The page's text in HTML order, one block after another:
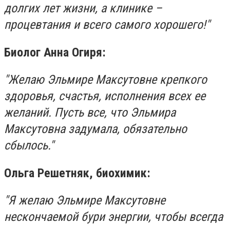
долгих лет жизни, а клинике –
процевтания и всего самого хорошего!"
Биолог Анна Огиря:
"Желаю Эльмире Максутовне крепкого
здоровья, счастья, исполнения всех ее
желаний. Пусть все, что Эльмира
Максутовна задумала, обязательно
сбылось."
Ольга Решетняк, биохимик:
"Я желаю Эльмире Максутовне
нескончаемой бури энергии, чтобы всегда